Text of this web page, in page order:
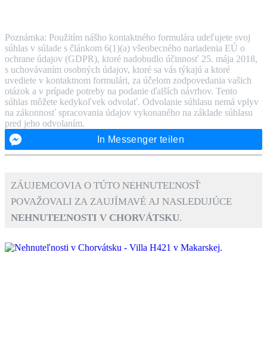
Poznámka: Použitím nášho kontaktného formulára udeľujete svoj
súhlas v súlade s článkom 6(1)(a) všeobecného nariadenia EÚ o
ochrane údajov (GDPR), ktoré nadobudlo účinnosť 25. mája 2018,
s uchovávaním osobných údajov, ktoré sa vás týkajú a ktoré
uvediete v kontaktnom formulári, za účelom zodpovedania vašich
otázok a v prípade potreby na podanie ďalších návrhov. Tento
súhlas môžete kedykoľvek odvolať. Odvolanie súhlasu nemá vplyv
na zákonnosť spracovania údajov vykonaného na základe súhlasu
pred jeho odvolaním.
In Messenger teilen
Záujemcovia o túto nehnuteľnosť
považovali za zaujímavé aj nasledujúce
nehnuteľnosti v Chorvátsku.